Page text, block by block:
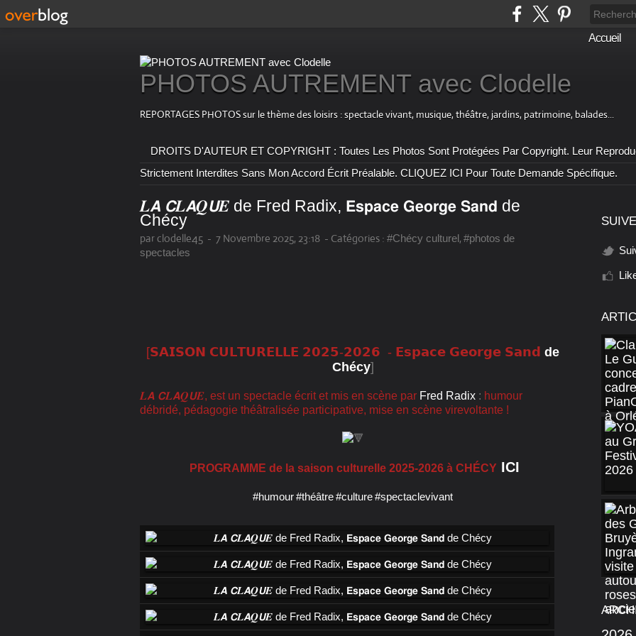
Accueil
PHOTOS AUTREMENT avec Clodelle
REPORTAGES PHOTOS sur le thème des loisirs : spectacle vivant, musique, théâtre, jardins, patrimoine, balades...
DROITS D'AUTEUR ET COPYRIGHT : Toutes Les Photos Sont Protégées Par Copyright. Leur
Strictement Interdites Sans Mon Accord Écrit Préalable. CLIQUEZ ICI Pour Toute Demande Spécifique.
𝑳𝘼 𝘾𝑳𝘼𝑸𝙐𝑬 de Fred Radix, 𝗘𝘀𝗽𝗮𝗰𝗲 𝗚𝗲𝗼𝗿𝗴𝗲 𝗦𝗮𝗻𝗱 de
Chécy
par clodelle45 - 7 Novembre 2025, 23:18 - Catégories : #Chécy culturel, #photos de
spectacles
[𝗦𝗔𝗜𝗦𝗢𝗡 𝗖𝗨𝗟𝗧𝗨𝗥𝗘𝗟𝗟𝗘 𝟮𝟬𝟮𝟱-𝟮𝟬𝟮𝟲 - 𝗘𝘀𝗽𝗮𝗰𝗲 𝗚𝗲𝗼𝗿𝗴𝗲 𝗦𝗮𝗻𝗱 de
Chécy]
𝑳𝘼 𝘾𝑳𝘼𝑸𝙐𝑬, est un spectacle écrit et mis en scène par Fred Radix : humour
débridé, pédagogie théâtralisée participative, mise en scène virevoltante !
PROGRAMME de la saison culturelle 2025-2026 à CHÉCY ICI
#humour#théâtre#culture#spectaclevivant